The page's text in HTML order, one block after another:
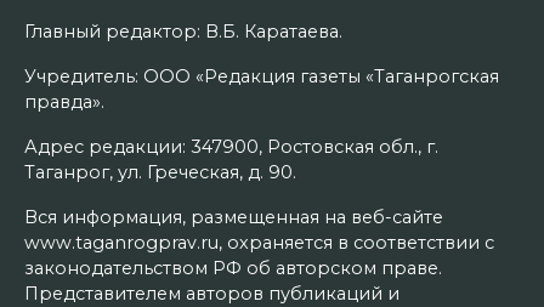
Главный редактор: В.Б. Каратаева.
Учредитель: ООО «Редакция газеты «Таганрогская
правда».
Адрес редакции: 347900, Ростовская обл., г.
Таганрог, ул. Греческая, д. 90.
Вся информация, размещенная на веб-сайте
www.taganrogprav.ru, охраняется в соответствии с
законодательством РФ об авторском праве.
Представителем авторов публикаций и